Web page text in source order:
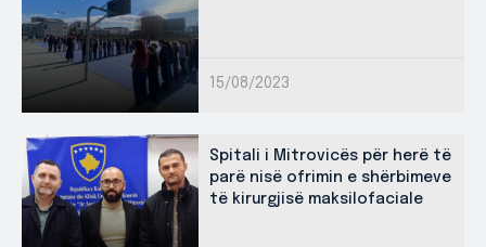
15/08/2023
Spitali i Mitrovicës për herë të
parë nisë ofrimin e shërbimeve
të kirurgjisë maksilofaciale